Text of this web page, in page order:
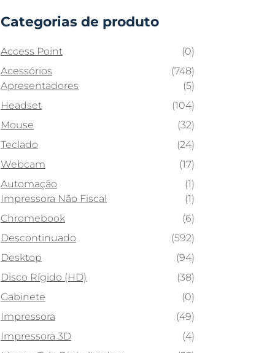
Categorias de produto
Access Point
(0)
Acessórios
(748)
Apresentadores
(5)
Headset
(104)
Mouse
(32)
Teclado
(24)
Webcam
(17)
Automação
(1)
Impressora Não Fiscal
(1)
Chromebook
(6)
Descontinuado
(592)
Desktop
(94)
Disco Rígido (HD)
(38)
Gabinete
(0)
Impressora
(49)
Impressora 3D
(4)